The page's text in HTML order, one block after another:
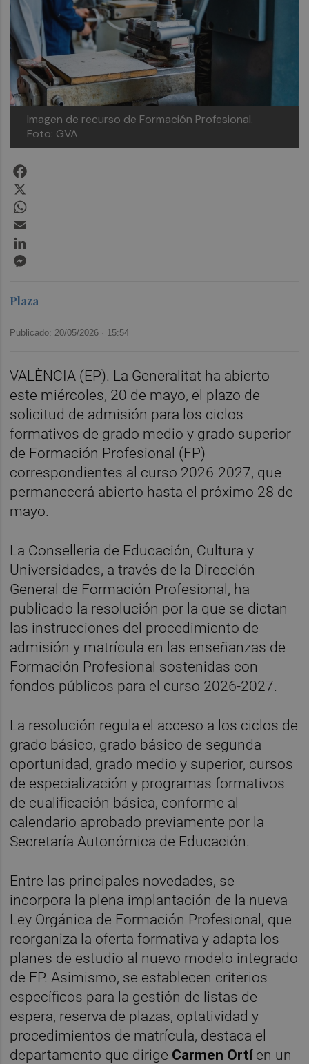
Imagen de recurso de Formación Profesional.
Foto: GVA
Plaza
Publicado: 20/05/2026 · 15:54
VALÈNCIA (EP). La Generalitat ha abierto
este miércoles, 20 de mayo, el plazo de
solicitud de admisión para los ciclos
formativos de grado medio y grado superior
de Formación Profesional (FP)
correspondientes al curso 2026-2027, que
permanecerá abierto hasta el próximo 28 de
mayo.
La Conselleria de Educación, Cultura y
Universidades, a través de la Dirección
General de Formación Profesional, ha
publicado la resolución por la que se dictan
las instrucciones del procedimiento de
admisión y matrícula en las enseñanzas de
Formación Profesional sostenidas con
fondos públicos para el curso 2026-2027.
La resolución regula el acceso a los ciclos de
grado básico, grado básico de segunda
oportunidad, grado medio y superior, cursos
de especialización y programas formativos
de cualificación básica, conforme al
calendario aprobado previamente por la
Secretaría Autonómica de Educación.
Entre las principales novedades, se
incorpora la plena implantación de la nueva
Ley Orgánica de Formación Profesional, que
reorganiza la oferta formativa y adapta los
planes de estudio al nuevo modelo integrado
de FP. Asimismo, se establecen criterios
específicos para la gestión de listas de
espera, reserva de plazas, optatividad y
procedimientos de matrícula, destaca el
departamento que dirige Carmen Ortíen un